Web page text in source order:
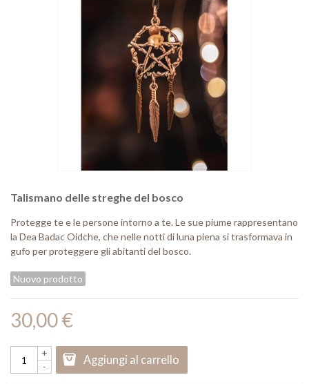
Talismano delle streghe del bosco
Protegge te e le persone intorno a te. Le sue piume rappresentano
la Dea Badac Oidche, che nelle notti di luna piena si trasformava in
gufo per proteggere gli abitanti del bosco.
Nuovo prodotto
30,00 €
-
+
Aggiungi al carrello